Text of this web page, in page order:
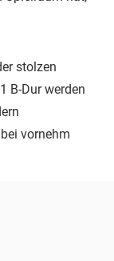
stolzen
B-Dur werden
vornehm